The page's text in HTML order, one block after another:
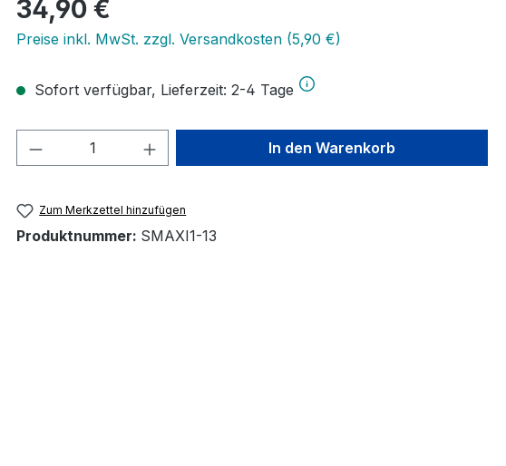
34,90 €
Preise inkl. MwSt. zzgl. Versandkosten (5,90 €)
Sofort verfügbar, Lieferzeit: 2-4 Tage
Produkt Anzahl: Gib den gewünschten Wert
In den Warenkorb
Zum Merkzettel hinzufügen
Produktnummer: SMAXI1-13